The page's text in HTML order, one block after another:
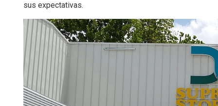
sus expectativas.